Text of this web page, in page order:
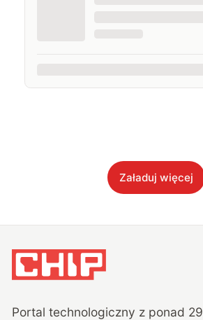
Załaduj więcej
Portal technologiczny z ponad 29